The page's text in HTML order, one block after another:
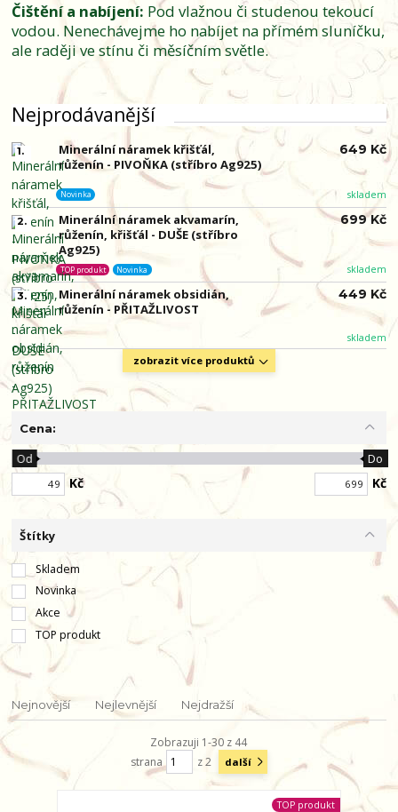
Čištění a nabíjení: Pod vlažnou či studenou tekoucí
vodou. Nenechávejme ho nabíjet na přímém sluníčku,
ale raději ve stínu či měsíčním světle.
Nejprodávanější
1.
Minerální náramek křišťál,
růženín - PIVOŇKA (stříbro Ag925)
skladem
Novinka
649 Kč
2.
Minerální náramek akvamarín,
růženín, křišťál - DUŠE (stříbro
Ag925)
skladem
TOP produkt Novinka
699 Kč
3.
Minerální náramek obsidián,
růženín - PŘITAŽLIVOST
skladem
449 Kč
zobrazit více produktů
Cena:
Kč
Od Do
Kč
Štítky
Skladem
Novinka
Akce
TOP produkt
Nejnovější Nejlevnější Nejdražší
Zobrazuji 1-30 z 44
strana
z 2 další
TOP produkt